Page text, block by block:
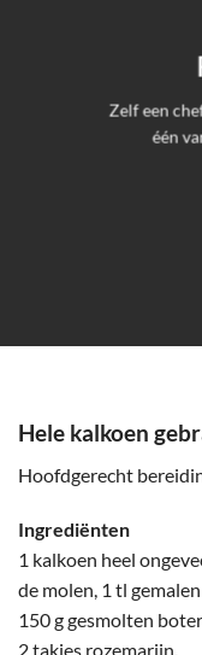
Zelf een
één
Hele kalkoen
Hoofdgerecht
Ingrediënten
1 kalkoen heel
de molen, 1 tl
150 g gesmolten
2 takjes rozemarijn.